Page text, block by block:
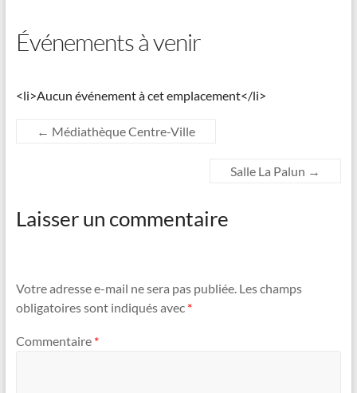
Événements à venir
<li>Aucun événement à cet emplacement</li>
← Médiathèque Centre-Ville
Salle La Palun →
Laisser un commentaire
Votre adresse e-mail ne sera pas publiée. Les champs
obligatoires sont indiqués avec *
Commentaire *